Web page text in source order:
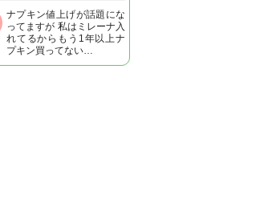
ナプキン値上げが話題にな
ってますが 私はミレーナ入
れてるからもう1年以上ナ
プキン買ってない…